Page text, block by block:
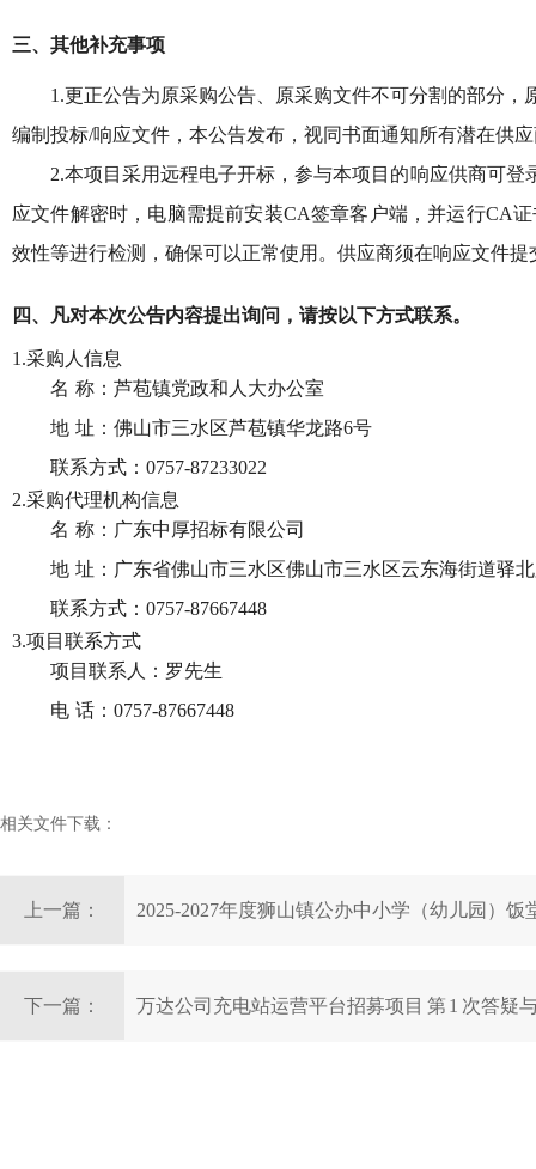
三、其他补充事项
1.更正公告为原采购公告、原采购文件不可分割的部分
编制投标/响应文件，本公告发布，视同书面通知所有潜在供
2.本项目采用远程电子开标，参与本项目的响应供商可
应文件解密时，电脑需提前安装CA签章客户端，并运行CA
效性等进行检测，确保可以正常使用。供应商须在响应文件
四、凡对本次公告内容提出询问，请按以下方式联系。
1.采购人信息
名 称：芦苞镇党政和人大办公室
地 址：佛山市三水区芦苞镇华龙路6号
联系方式： 0757-87233022
2.采购代理机构信息
名 称：广东中厚招标有限公司
地 址：广东省佛山市三水区佛山市三水区云东海街道驿
联系方式： 0757-87667448
3.项目联系方式
项目联系人：罗先生
电 话：0757-87667448
相关文件下载：
上一篇： 2025-2027年度狮山镇公办中小学（幼儿园）
下一篇：
万达公司充电站运营平台招募项目 第 1 次答疑